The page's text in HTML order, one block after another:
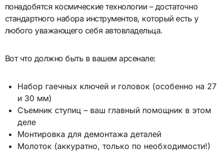
понадобятся космические технологии – достаточно
стандартного набора инструментов, который есть у
любого уважающего себя автовладельца.
Вот что должно быть в вашем арсенале:
Набор гаечных ключей и головок (особенно на 27
и 30 мм)
Съемник ступиц – ваш главный помощник в этом
деле
Монтировка для демонтажа деталей
Молоток (аккуратно, только по необходимости!)